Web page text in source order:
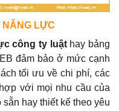
NĂNG LỰC
công ty luậthay bảng
đảm bảo ở mức cạnh
tối ưu về chi phí, các
với mọi nhu cầu của
hay thiết kế theo yêu